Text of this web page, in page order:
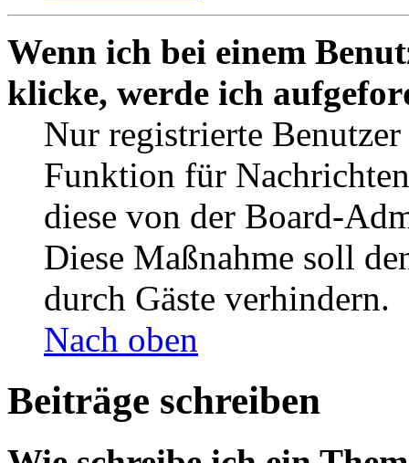
Wenn ich bei einem
klicke, werde ich
Nur registrierte
Funktion für
diese von der Board-
Diese Maßnahme soll
durch Gäste verhindern.
Nach oben
Beiträge schreiben